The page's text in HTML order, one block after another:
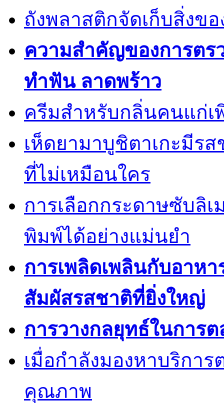
ถังพลาสติกจัดเก็บสิ่งข
ความสำคัญของการต
ทำฟัน ลาดพร้าว
ครีมสำหรับกลิ่นคนแก่
เห็ดยามาบูชิตาเกะมีร
ที่ไม่เหมือนใคร
การเลือกกระดาษซับลิ
พิมพ์ได้อย่างแม่นยำ
การเพลิดเพลินกับอาห
สัมผัสรสชาติที่ยิ่งใหญ่
การวางกลยุทธ์ในการ
เมื่อกำลังมองหาบริกา
คุณภาพ